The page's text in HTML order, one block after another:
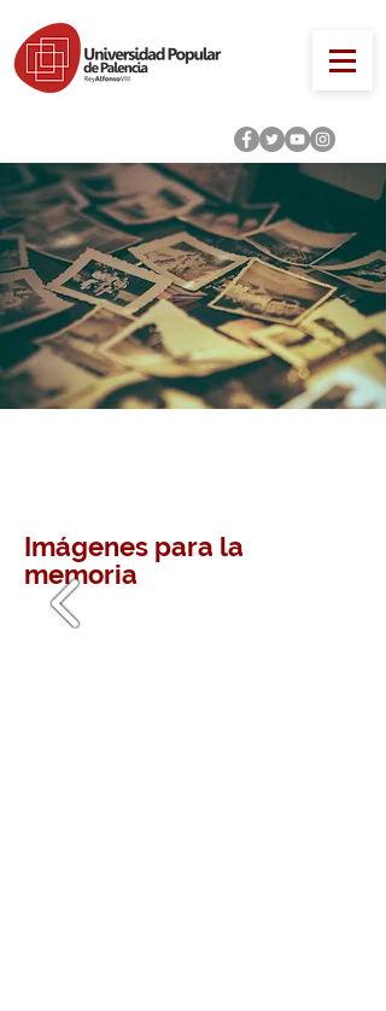
Imágenes para la
memoria